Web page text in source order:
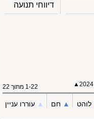
דיווחי תנועה
2024
▲ 1-22 מתוך 22
לוהט ▲︎ חם ▲︎ עוררו עניין